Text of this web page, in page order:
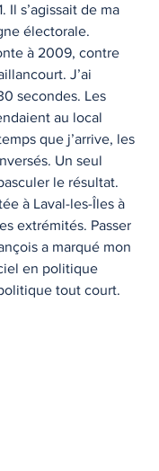
Il s’agissait de ma
électorale.
à 2009, contre
J’ai
secondes. Les
au local
que j’arrive, les
Un seul
le résultat.
à Laval-les-Îles à
extrémités. Passer
a marqué mon
en politique
tout court.